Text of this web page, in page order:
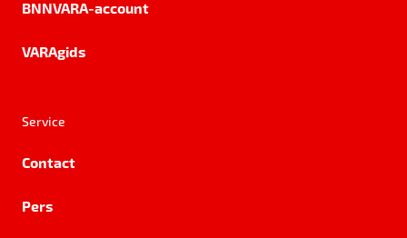
BNNVARA-account
VARAgids
Service
Contact
Pers